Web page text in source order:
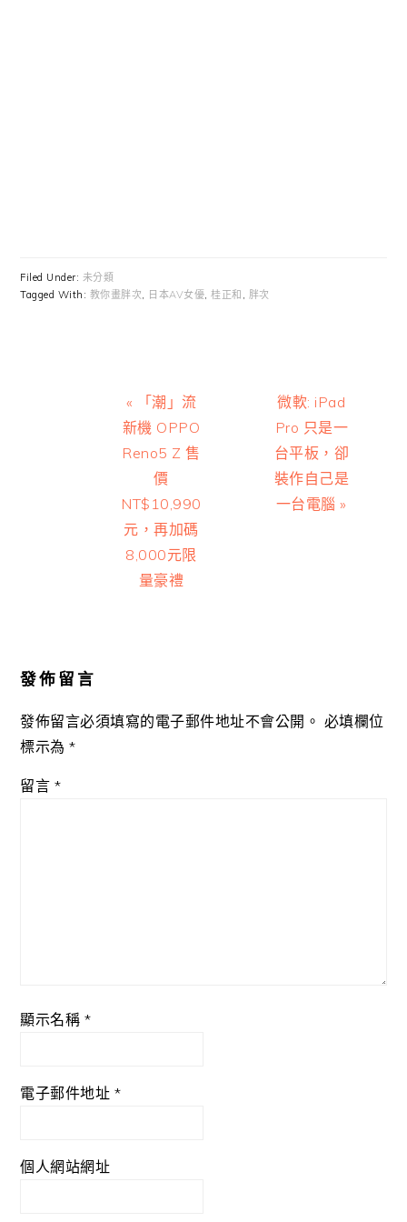
Filed Under: 未分類
Tagged With: 教你畫胖次, 日本AV女優,桂正和 , 胖次
Previous
Post:
« 「潮」流
新機 OPPO
Reno5 Z 售
價
NT$10,990
元，再加碼
8,000元限
量豪禮
Next
Post:
微軟: iPad
Pro 只是一
台平板，卻
裝作自己是
一台電腦 »
發佈留言
發佈留言必須填寫的電子郵件地址不會公開。 必填欄位
標示為*
留言 *
顯示名稱 *
電子郵件地址 *
個人網站網址